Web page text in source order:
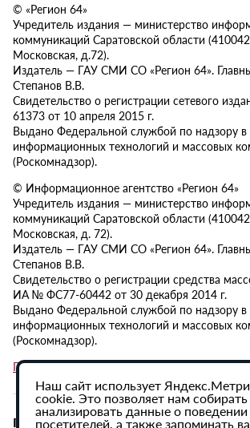
© «Регион 64»
Учредитель издания — министерство
коммуникаций Саратовской области
Московская, д.72).
Издатель — ГАУ СМИ СО «Регион 64».
Степанов В.В.
Свидетельство о регистрации сетевого
61373 от 10 апреля 2015 г.
Выдано Федеральной службой по надзору в
информационных технологий и массовых
(Роскомнадзор).
© Информационное агентство «Регион 64»
Учредитель издания — министерство
коммуникаций Саратовской области
Московская, д. 72).
Издатель — ГАУ СМИ СО «Регион 64».
Степанов В.В.
Свидетельство о регистрации средства
ИА № ФС77-60442 от 30 декабря 2014 г.
Выдано Федеральной службой по надзору в
информационных технологий и массовых
(Роскомнадзор).
Политика в отношении обработки
При использовании материалов сайта
Наш сайт использует
cookie. Это позволяет нам
анализировать данные о поведении
посетителей, а также запоминать